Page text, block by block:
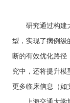
研究通过构建
型，实现了病例级
断的有效优化路径
究中，还将提升模
更多临床信息（如